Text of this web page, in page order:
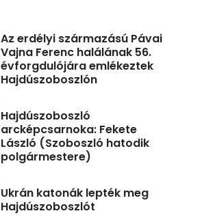
Az erdélyi származású Pávai
Vajna Ferenc halálának 56.
évforgdulójára emlékeztek
Hajdúszoboszlón
Hajdúszoboszló
arcképcsarnoka: Fekete
László (Szoboszló hatodik
polgármestere)
Ukrán katonák lepték meg
Hajdúszoboszlót